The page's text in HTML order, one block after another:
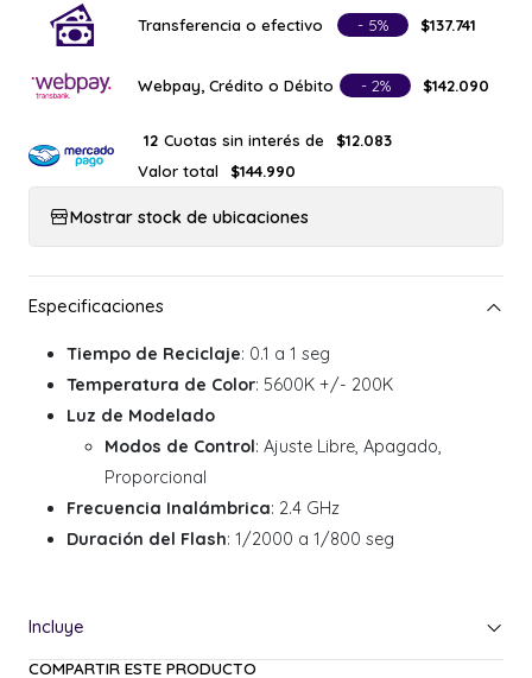
Transferencia o efectivo - 5% $137.741
Webpay, Crédito o Débito - 2% $142.090
12 Cuotas sin interés de
$12.083
Valor total
$144.990
Mostrar stock de ubicaciones
Tiempo de Reciclaje: 0.1 a 1 seg
Temperatura de Color: 5600K +/- 200K
Luz de Modelado
Modos de Control: Ajuste Libre, Apagado,
Proporcional
Frecuencia Inalámbrica: 2.4 GHz
Duración del Flash: 1/2000 a 1/800 seg
COMPARTIR ESTE PRODUCTO